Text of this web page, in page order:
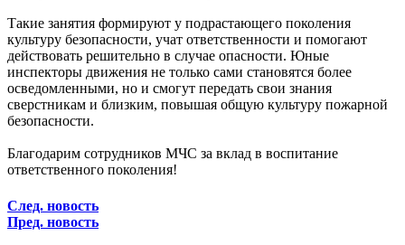
Такие занятия формируют у подрастающего поколения
культуру безопасности, учат ответственности и помогают
действовать решительно в случае опасности. Юные
инспекторы движения не только сами становятся более
осведомленными, но и смогут передать свои знания
сверстникам и близким, повышая общую культуру пожарной
безопасности.
Благодарим сотрудников МЧС за вклад в воспитание
ответственного поколения!
След. новость
Пред. новость